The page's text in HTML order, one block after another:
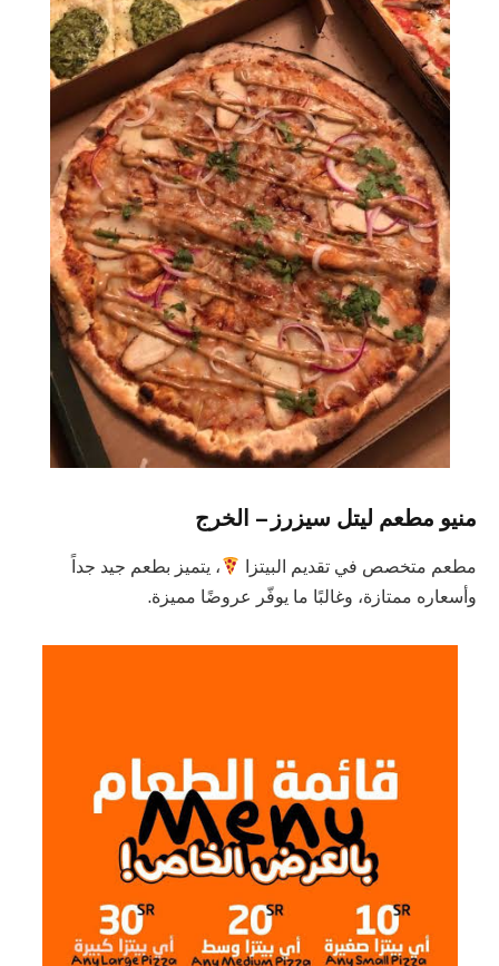
منيو مطعم ليتل سيزرز – الخرج
مطعم متخصص في تقديم البيتزا
، يتميز بطعم جيد جداً
وأسعاره ممتازة، وغالبًا ما يوفّر عروضًا مميزة.